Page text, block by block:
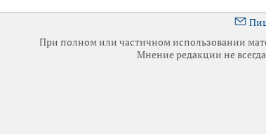
При полном или частичном использовании
Мнение редакции не